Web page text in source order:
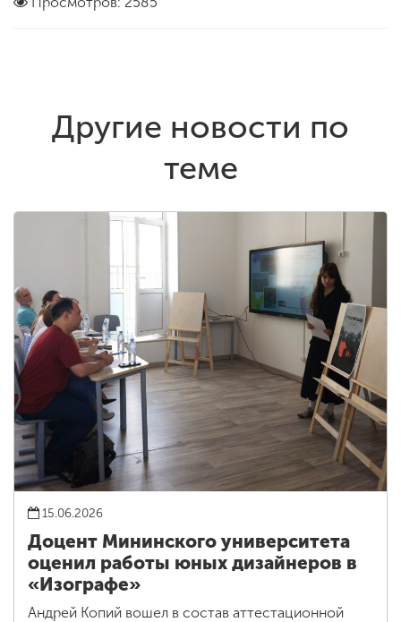
Другие новости по
теме
15.06.2026
Доцент Мининского университета
оценил работы юных дизайнеров в
«Изографе»
Андрей Копий вошел в состав аттестационной